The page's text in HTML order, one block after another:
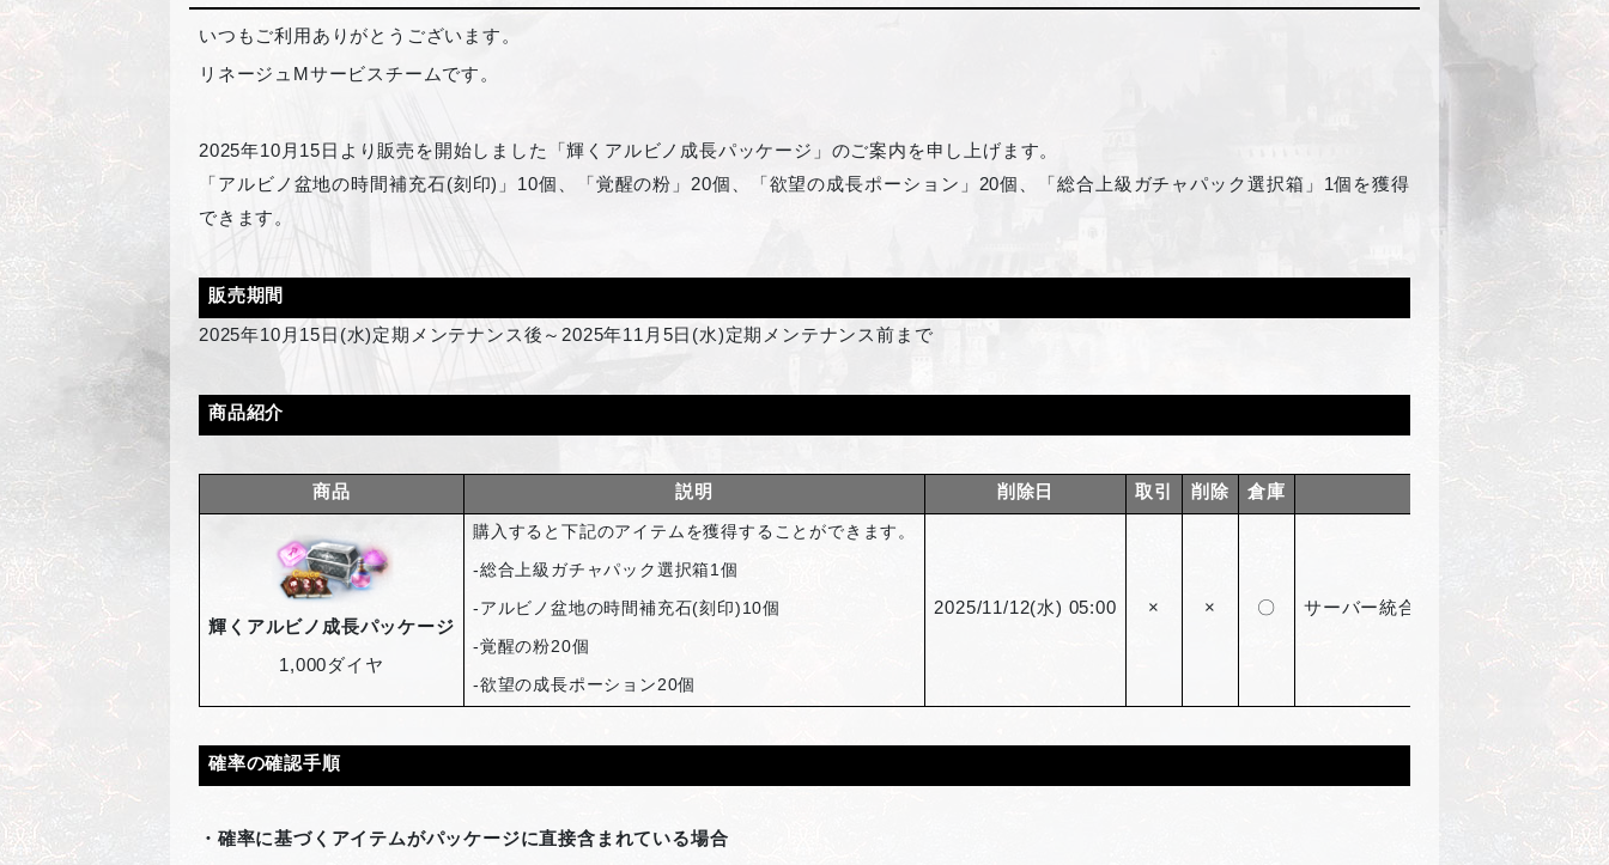
いつもご利用ありがとうございます。
リネージュMサービスチームです。
2025年10月15日より販売を開始しました「輝くアルビノ成長パッケージ」のご案内を申し上げます。
「アルビノ盆地の時間補充石(刻印)」10個、「覚醒の粉」20個、「欲望の成長ポーション」20個、「総合上級ガチャパック選択箱」1個を獲得
できます。
販売期間
2025年10月15日(水)定期メンテナンス後～2025年11月5日(水)定期メンテナンス前まで
商品紹介
商品 説明 削除日 取引 削除 倉庫 購入制限
輝くアルビノ成長パッケージ
1,000ダイヤ
購入すると下記のアイテムを獲得することができます。
-総合上級ガチャパック選択箱1個
-アルビノ盆地の時間補充石(刻印)10個
-覚醒の粉20個
-欲望の成長ポーション20個
2025/11/12(水) 05:00 × × 〇 サーバー統合アカウント限定8回の
確率の確認手順
・確率に基づくアイテムがパッケージに直接含まれている場合